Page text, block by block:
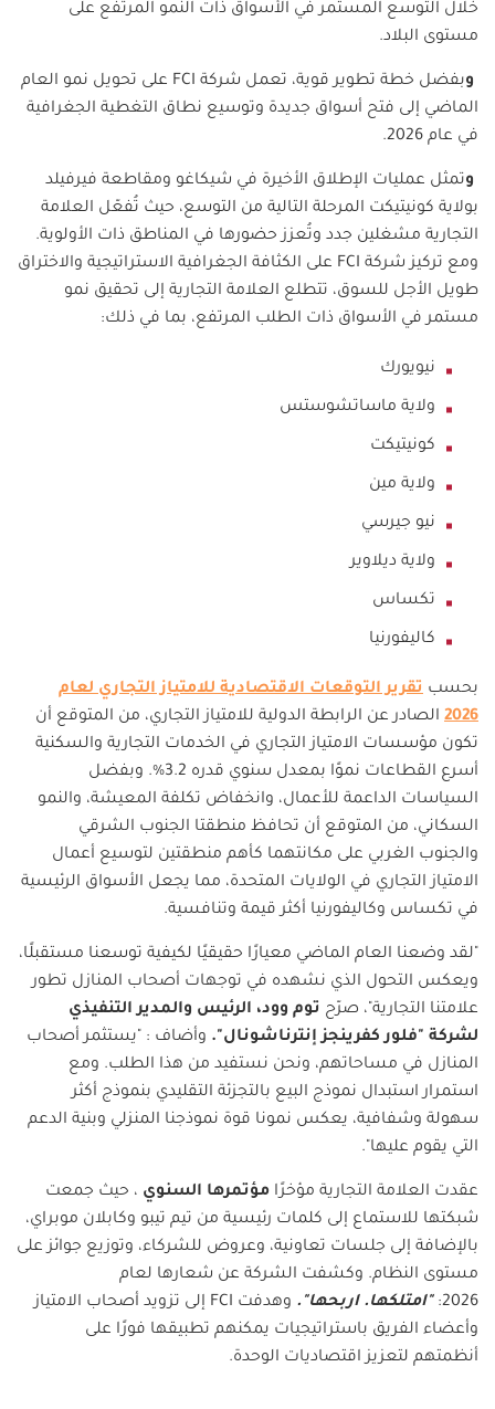
خلال التوسع المستمر في الأسواق ذات النمو المرتفع على
مستوى البلاد.
وبفضل خطة تطوير قوية، تعمل شركة
على تحويل نمو العام
الماضي إلى فتح أسواق جديدة وتوسيع نطاق التغطية الجغرافية
في عام 2026
.
وتمثل عمليات الإطلاق الأخيرة في شيكاغو ومقاطعة فيرفيلد
بولاية كونيتيكت المرحلة التالية من التوسع، حيث تُفعّل العلامة
التجارية مشغلين جدد وتُعزز حضورها في المناطق ذات الأولوية.
ومع تركيز شركة
على الكثافة الجغرافية الاستراتيجية والاختراق
طويل الأجل للسوق، تتطلع العلامة التجارية إلى تحقيق نمو
مستمر في الأسواق ذات الطلب المرتفع، بما في ذلك:
نيويورك
ولاية ماساتشوستس
كونيتيكت
ولاية مين
نيو جيرسي
ولاية ديلاوير
تكساس
كاليفورنيا
بحسب تقرير التوقعات الاقتصادية للامتياز التجاري لعام
2026 الصادر عن الرابطة الدولية للامتياز التجاري، من المتوقع أن
تكون مؤسسات الامتياز التجاري في الخدمات التجارية والسكنية
أسرع القطاعات نموًا بمعدل سنوي قدره 3.2%. وبفضل
السياسات الداعمة للأعمال، وانخفاض تكلفة المعيشة، والنمو
السكاني، من المتوقع أن تحافظ منطقتا الجنوب الشرقي
والجنوب الغربي على مكانتهما كأهم منطقتين لتوسيع أعمال
الامتياز التجاري في الولايات المتحدة، مما يجعل الأسواق الرئيسية
في تكساس وكاليفورنيا أكثر قيمة وتنافسية.
لقد وضعنا العام الماضي معيارًا حقيقيًا لكيفية توسعنا مستقبلًا،
ويعكس التحول الذي نشهده في توجهات أصحاب المنازل تطور
علامتنا التجارية"، صرّح توم وود، الرئيس والمدير التنفيذي
لشركة "فلور كفرينجز إنترناشونال". وأضاف : "يستثمر أصحاب
المنازل في مساحاتهم، ونحن نستفيد من هذا الطلب. ومع
استمرار استبدال نموذج البيع بالتجزئة التقليدي بنموذج أكثر
سهولة وشفافية، يعكس نمونا قوة نموذجنا المنزلي وبنية الدعم
التي يقوم عليها ".
عقدت العلامة التجارية مؤخرًا مؤتمرها السنوي ، حيث جمعت
شبكتها للاستماع إلى كلمات رئيسية من تيم تيبو وكابلان موبراي،
بالإضافة إلى جلسات تعاونية، وعروض للشركاء، وتوزيع جوائز على
مستوى النظام. وكشفت الشركة عن شعارها لعام
2026
:
"امتلكها. اربحها". وهدفت
إلى تزويد أصحاب الامتياز
وأعضاء الفريق باستراتيجيات يمكنهم تطبيقها فورًا على
أنظمتهم لتعزيز اقتصاديات الوحدة.